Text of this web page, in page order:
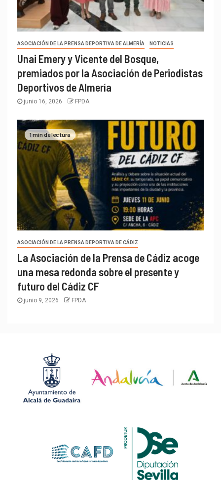
ASOCIACIÓN DE LA PRENSA DEPORTIVA DE ALMERÍA NOTICIAS
Unai Emery y Vicente del Bosque,
premiados por la Asociación de Periodistas
Deportivos de Almería
junio 16, 2026 FPDA
1 min de lectura
ASOCIACIÓN DE LA PRENSA DEPORTIVA DE CÁDIZ
La Asociación de la Prensa de Cádiz acoge
una mesa redonda sobre el presente y
futuro del Cádiz CF
junio 9, 2026 FPDA